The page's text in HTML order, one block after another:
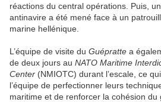
réactions du central opérations. Puis,
antinavire a été mené face à un
marine hellénique.
L’équipe de visite du Guépratte a
de deux jours au NATO Maritime
Center (NMIOTC) durant l’escale, ce
l’équipe de perfectionner leurs
maritime et de renforcer la cohésion du